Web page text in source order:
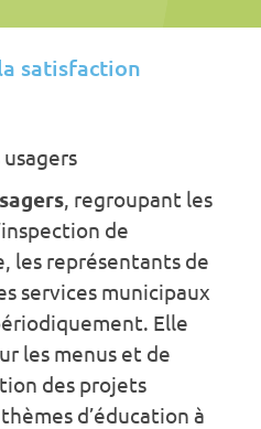
satisfaction
, regroupant les
de
les représentants de
services municipaux
Elle
les menus et de
des projets
d’éducation à